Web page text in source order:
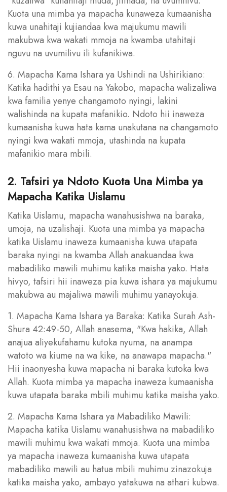
Kuota una mimba ya mapacha kunaweza kumaanisha
kuwa unahitaji kujiandaa kwa majukumu mawili
makubwa kwa wakati mmoja na kwamba utahitaji
nguvu na uvumilivu ili kufanikiwa.
6. Mapacha Kama Ishara ya Ushindi na Ushirikiano:
Katika hadithi ya Esau na Yakobo, mapacha walizaliwa
kwa familia yenye changamoto nyingi, lakini
walishinda na kupata mafanikio. Ndoto hii inaweza
kumaanisha kuwa hata kama unakutana na changamoto
nyingi kwa wakati mmoja, utashinda na kupata
mafanikio mara mbili.
2. Tafsiri ya Ndoto Kuota Una Mimba ya
Mapacha Katika Uislamu
Katika Uislamu, mapacha wanahusishwa na baraka,
umoja, na uzalishaji. Kuota una mimba ya mapacha
katika Uislamu inaweza kumaanisha kuwa utapata
baraka nyingi na kwamba Allah anakuandaa kwa
mabadiliko mawili muhimu katika maisha yako. Hata
hivyo, tafsiri hii inaweza pia kuwa ishara ya majukumu
makubwa au majaliwa mawili muhimu yanayokuja.
1. Mapacha Kama Ishara ya Baraka: Katika Surah Ash-
Shura 42:49-50, Allah anasema, "Kwa hakika, Allah
anajua aliyekufahamu kutoka nyuma, na anampa
watoto wa kiume na wa kike, na anawapa mapacha."
Hii inaonyesha kuwa mapacha ni baraka kutoka kwa
Allah. Kuota mimba ya mapacha inaweza kumaanisha
kuwa utapata baraka mbili muhimu katika maisha yako.
2. Mapacha Kama Ishara ya Mabadiliko Mawili:
Mapacha katika Uislamu wanahusishwa na mabadiliko
mawili muhimu kwa wakati mmoja. Kuota una mimba
ya mapacha inaweza kumaanisha kuwa utapata
mabadiliko mawili au hatua mbili muhimu zinazokuja
katika maisha yako, ambayo yatakuwa na athari kubwa.